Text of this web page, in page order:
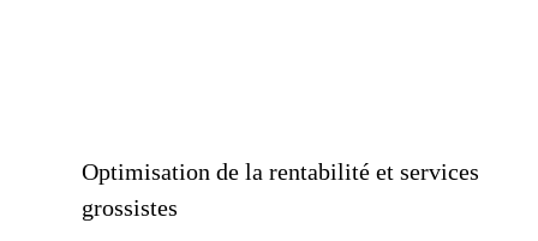
Optimisation de la rentabilité et services
grossistes